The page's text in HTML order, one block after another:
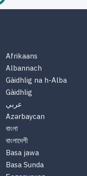
Afrikaans
Albannach
Gàidhlig na h-Alba
Gàidhlig
عربي
Azərbaycan
বাংলা
বাংলাদেশী
Basa jawa
Basa Sunda